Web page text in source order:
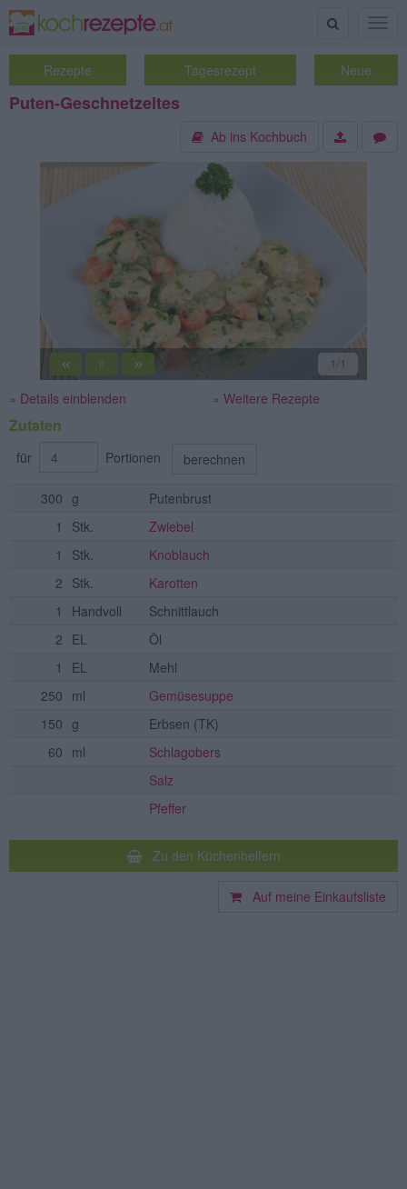
Suche
Rezepte Tagesrezept Neue
Puten-Geschnetzeltes
Ab ins Kochbuch
« || » 1/1
» Details einblenden » Weitere Rezepte
Zutaten
für Portionen berechnen
300 g
Putenbrust
1
Stk.
Zwiebel
1
Stk.
Knoblauch
2 Stk.
Karotten
1
Handvoll
Schnittlauch
2 EL
Öl
1
EL
Mehl
250 ml
Gemüsesuppe
150 g Erbsen (TK)
60 ml
Schlagobers
Salz
Pfeffer
Zu den Küchenhelfern
Auf meine Einkaufsliste